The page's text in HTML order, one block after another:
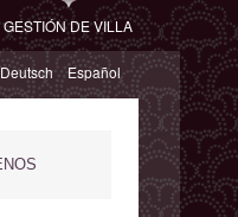
GESTIÓN DE VILLA
Deutsch Español